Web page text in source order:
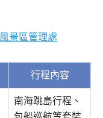
景區管理處
行程內容
南海跳島行程、